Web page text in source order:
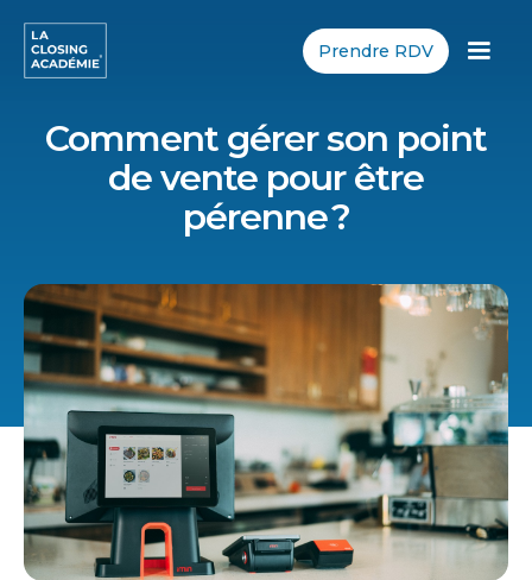
Prendre RDV
Comment gérer son point
de vente pour être
pérenne ?